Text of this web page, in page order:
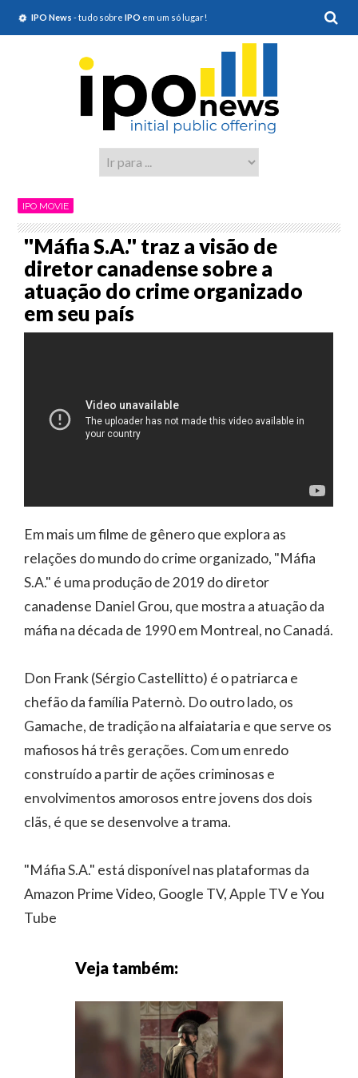
IPO News - tudo sobre IPO em um só lugar!
IPO MOVIE
''Máfia S.A.'' traz a visão de
diretor canadense sobre a
atuação do crime organizado
em seu país
Em mais um filme de gênero que explora as
relações do mundo do crime organizado, "Máfia
S.A." é uma produção de 2019 do diretor
canadense Daniel Grou, que mostra a atuação da
máfia na década de 1990 em Montreal, no Canadá.
Don Frank (Sérgio Castellitto) é o patriarca e
chefão da família Paternò. Do outro lado, os
Gamache, de tradição na alfaiataria e que serve os
mafiosos há três gerações. Com um enredo
construído a partir de ações criminosas e
envolvimentos amorosos entre jovens dos dois
clãs, é que se desenvolve a trama.
"Máfia S.A." está disponível nas plataformas da
Amazon Prime Video, Google TV, Apple TV e You
Tube
Veja também: